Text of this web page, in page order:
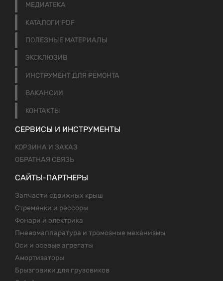
МЕДИАТЕКА
КАТАЛОГИ PDF
ПОЛЕЗНЫЕ МАТЕРИАЛЫ
ЭКСКЛЮЗИВ
ИНСТРУМЕНТ ДЛЯ РЕМОНТА
ВАКАНСИИ
КОНТАКТЫ
СЕРВИСЫ И ИНСТРУМЕНТЫ
КОРЗИНА И ЗАКАЗ
ОБРАТНАЯ СВЯЗЬ
САЙТЫ-ПАРТНЕРЫ
Запчасти сдвижных крыш
Стремянки и рессоры
Фонари и электрика
Пневомаппаратура и тромозные механизмы
Оси и осевые агрегаты
Амортизаторы
Брызговики для грузовиков